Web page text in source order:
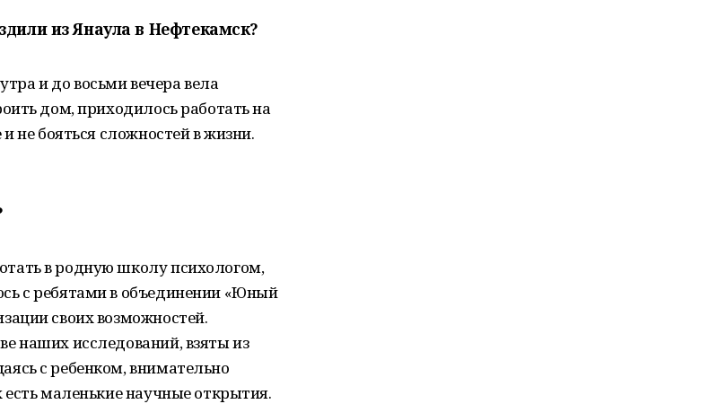
из Янаула в Нефтекамск?
и до восьми вечера вела
дом, приходилось работать на
не бояться сложностей в жизни.
в родную школу психологом,
с ребятами в объединении «Юный
своих возможностей.
наших исследований, взяты из
с ребенком, внимательно
маленькие научные открытия.